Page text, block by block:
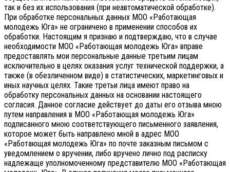
так и без их использования (при неавтоматической обработке).
При обработке персональных данных МОО «Работающая
молодежь Юга» не ограничено в применении способов их
обработки. Настоящим я признаю и подтверждаю, что в случае
необходимости МОО «Работающая молодежь Юга» вправе
предоставлять мои персональные данные третьим лицам
исключительно в целях оказания услуг технической поддержки, а
также (в обезличенном виде) в статистических, маркетинговых и
иных научных целях. Такие третьи лица имеют право на
обработку персональных данных на основании настоящего
согласия. Данное согласие действует до даты его отзыва мною
путем направления в МОО «Работающая молодежь Юга»
подписанного мною соответствующего письменного заявления,
которое может быть направлено мной в адрес МОО
«Работающая молодежь Юга» по почте заказным письмом с
уведомлением о вручении, либо вручено лично под расписку
надлежаще уполномоченному представителю МОО «Работающая